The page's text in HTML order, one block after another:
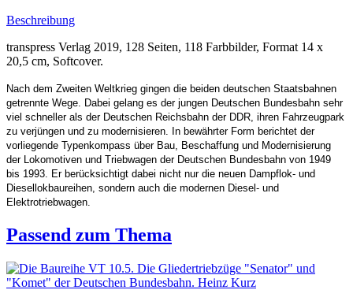
Beschreibung
transpress Verlag 2019, 128 Seiten, 118 Farbbilder, Format 14 x
20,5 cm, Softcover.
Nach dem Zweiten Weltkrieg gingen die beiden deutschen Staatsbahnen
getrennte Wege. Dabei gelang es der jungen Deutschen Bundesbahn sehr
viel schneller als der Deutschen Reichsbahn der DDR, ihren Fahrzeugpark
zu verjüngen und zu modernisieren. In bewährter Form berichtet der
vorliegende Typenkompass über Bau, Beschaffung und Modernisierung
der Lokomotiven und Triebwagen der Deutschen Bundesbahn von 1949
bis 1993. Er berücksichtigt dabei nicht nur die neuen Dampflok- und
Diesellokbaureihen, sondern auch die modernen Diesel- und
Elektrotriebwagen.
Passend zum Thema